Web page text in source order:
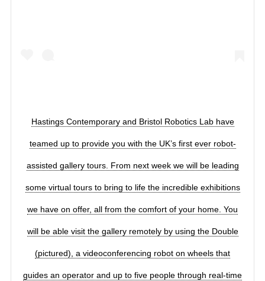
Hastings Contemporary and Bristol Robotics Lab have
teamed up to provide you with the UK’s first ever robot-
assisted gallery tours. From next week we will be leading
some virtual tours to bring to life the incredible exhibitions
we have on offer, all from the comfort of your home. You
will be able visit the gallery remotely by using the Double
(pictured), a videoconferencing robot on wheels that
guides an operator and up to five people through real-time